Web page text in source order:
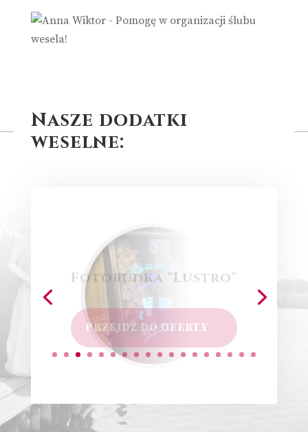
Nasze dodatki
weselne:
Fotobudka "Lustro"
PRZEJDŹ DO OFERTY